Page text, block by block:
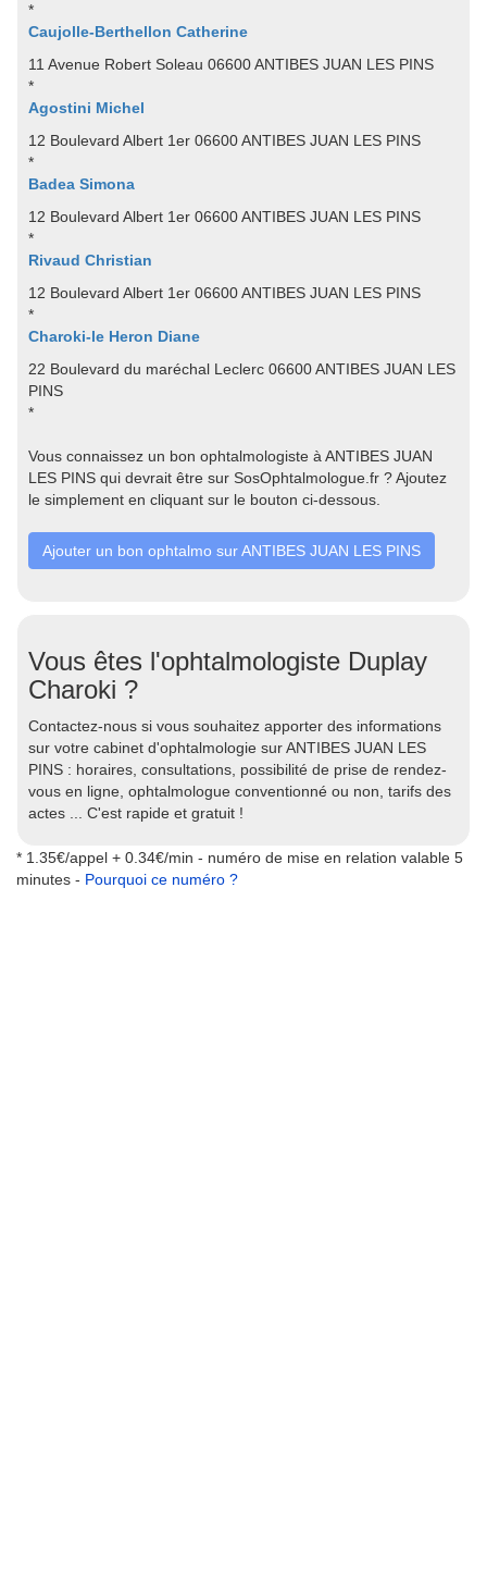
*
Caujolle-Berthellon Catherine
11 Avenue Robert Soleau 06600 ANTIBES JUAN LES PINS
*
Agostini Michel
12 Boulevard Albert 1er 06600 ANTIBES JUAN LES PINS
*
Badea Simona
12 Boulevard Albert 1er 06600 ANTIBES JUAN LES PINS
*
Rivaud Christian
12 Boulevard Albert 1er 06600 ANTIBES JUAN LES PINS
*
Charoki-le Heron Diane
22 Boulevard du maréchal Leclerc 06600 ANTIBES JUAN LES
PINS
*
Vous connaissez un bon ophtalmologiste à ANTIBES JUAN
LES PINS qui devrait être sur SosOphtalmologue.fr ? Ajoutez
le simplement en cliquant sur le bouton ci-dessous.
Ajouter un bon ophtalmo sur ANTIBES JUAN LES PINS
Vous êtes l'ophtalmologiste Duplay
Charoki ?
Contactez-nous si vous souhaitez apporter des informations
sur votre cabinet d'ophtalmologie sur ANTIBES JUAN LES
PINS : horaires, consultations, possibilité de prise de rendez-
vous en ligne, ophtalmologue conventionné ou non, tarifs des
actes ... C'est rapide et gratuit !
* 1.35€/appel + 0.34€/min - numéro de mise en relation valable 5
minutes - Pourquoi ce numéro ?